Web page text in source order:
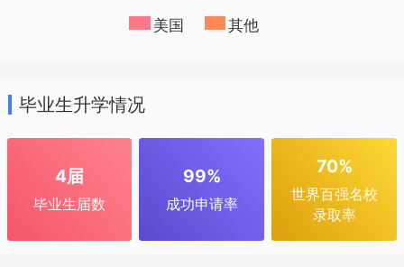
美国 其他
毕业生升学情况
4届
毕业生届数
99%
成功申请率
70%
世界百强名校
录取率